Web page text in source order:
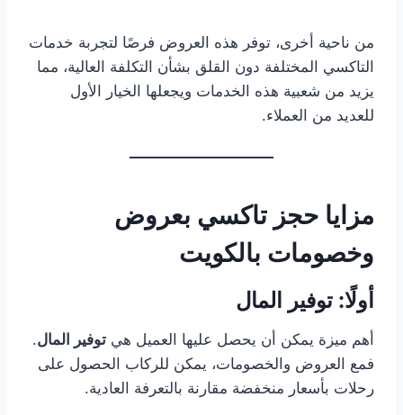
من ناحية أخرى، توفر هذه العروض فرصًا لتجربة خدمات
التاكسي المختلفة دون القلق بشأن التكلفة العالية، مما
يزيد من شعبية هذه الخدمات ويجعلها الخيار الأول
للعديد من العملاء.
مزايا حجز تاكسي بعروض
وخصومات بالكويت
أولًا: توفير المال
أهم ميزة يمكن أن يحصل عليها العميل هي توفير المال.
فمع العروض والخصومات، يمكن للركاب الحصول على
رحلات بأسعار منخفضة مقارنة بالتعرفة العادية.